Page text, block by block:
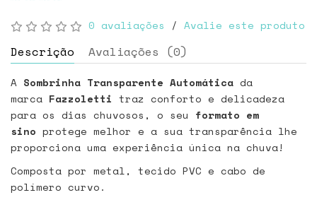
0 avaliações / Avalie este produto
Descrição Avaliações (0)
A Sombrinha Transparente Automática da
marca Fazzoletti traz conforto e delicadeza
para os dias chuvosos, o seu formato em
sino protege melhor e a sua transparência lhe
proporciona uma experiência única na chuva!
Composta por metal, tecido PVC e cabo de
polímero curvo.